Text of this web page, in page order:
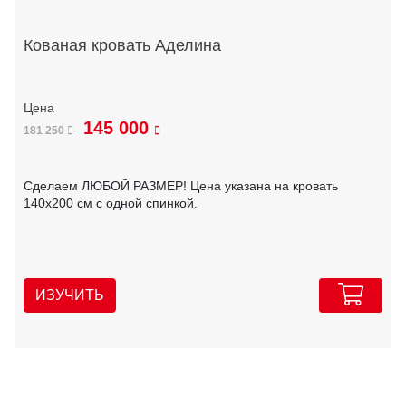
Кованая кровать Аделина
181 250 145 000
Сделаем ЛЮБОЙ РАЗМЕР! Цена указана на кровать
140х200 см с одной спинкой.
ИЗУЧИТЬ